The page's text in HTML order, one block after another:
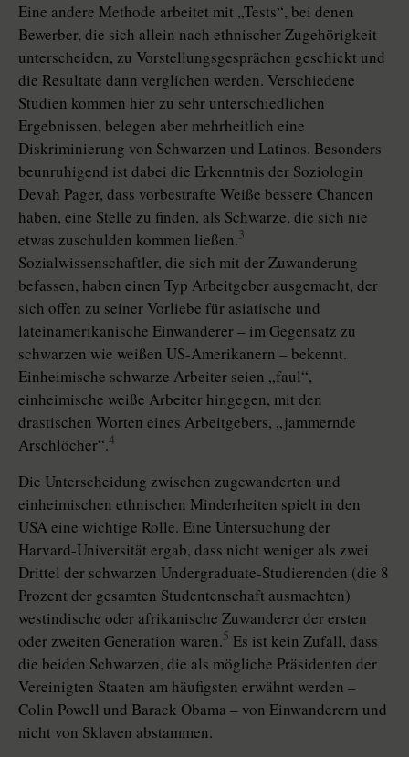
Eine andere Methode arbeitet mit „Tests“, bei denen
Bewerber, die sich allein nach ethnischer Zugehörigkeit
unterscheiden, zu Vorstellungsgesprächen geschickt und
die Resultate dann verglichen werden. Verschiedene
Studien kommen hier zu sehr unterschiedlichen
Ergebnissen, belegen aber mehrheitlich eine
Diskriminierung von Schwarzen und Latinos. Besonders
beunruhigend ist dabei die Erkenntnis der Soziologin
Devah Pager, dass vorbestrafte Weiße bessere Chancen
haben, eine Stelle zu finden, als Schwarze, die sich nie
etwas zuschulden kommen ließen.3
Sozialwissenschaftler, die sich mit der Zuwanderung
befassen, haben einen Typ Arbeitgeber ausgemacht, der
sich offen zu seiner Vorliebe für asiatische und
lateinamerikanische Einwanderer – im Gegensatz zu
schwarzen wie weißen US-Amerikanern – bekennt.
Einheimische schwarze Arbeiter seien „faul“,
einheimische weiße Arbeiter hingegen, mit den
drastischen Worten eines Arbeitgebers, „jammernde
Arschlöcher“.4
Die Unterscheidung zwischen zugewanderten und
einheimischen ethnischen Minderheiten spielt in den
USA eine wichtige Rolle. Eine Untersuchung der
Harvard-Universität ergab, dass nicht weniger als zwei
Drittel der schwarzen Undergraduate-Studierenden (die 8
Prozent der gesamten Studentenschaft ausmachten)
westindische oder afrikanische Zuwanderer der ersten
oder zweiten Generation waren.5 Es ist kein Zufall, dass
die beiden Schwarzen, die als mögliche Präsidenten der
Vereinigten Staaten am häufigsten erwähnt werden –
Colin Powell und Barack Obama – von Einwanderern und
nicht von Sklaven abstammen.